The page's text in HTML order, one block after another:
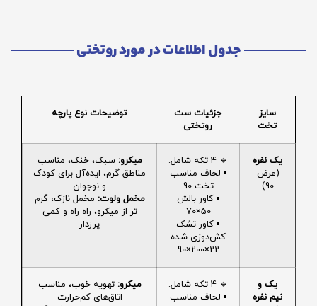
جدول اطلاعات در مورد روتختی
سایز
تخت
جزئیات ست
روتختی
توضیحات نوع پارچه
یک نفره
(عرض
90)
🔹 4 تکه شامل:
▪️ لحاف مناسب
تخت 90
▪️ کاور بالش
50×70
▪️ کاور تشک
کش‌دوزی شده
22×200×90
میکرو: سبک، خنک، مناسب
مناطق گرم، ایده‌آل برای کودک
و نوجوان
مخمل ولوت: مخمل نازک، گرم
تر از میکرو، راه راه و کمی
پرزدار
یک و
نیم نفره
🔹 4 تکه شامل:
▪️ لحاف مناسب
میکرو: تهویه خوب، مناسب
اتاق‌های کم‌حرارت